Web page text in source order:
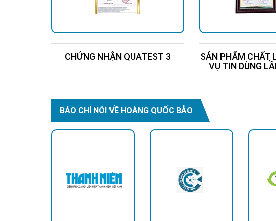
CHỨNG NHẬN QUATEST 3
SẢN PHẨM CHẤT
VỤ TIN DÙNG
BÁO CHÍ NÓI VỀ HOÀNG QUỐC BẢO